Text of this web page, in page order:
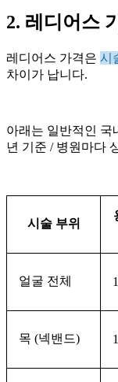
2. 레디어스
레디어스 가격은 시
차이가 납니다.
아래는 일반적인 국
년 기준 / 병원마다
시술 부위
얼굴 전체
목 (넥밴드)